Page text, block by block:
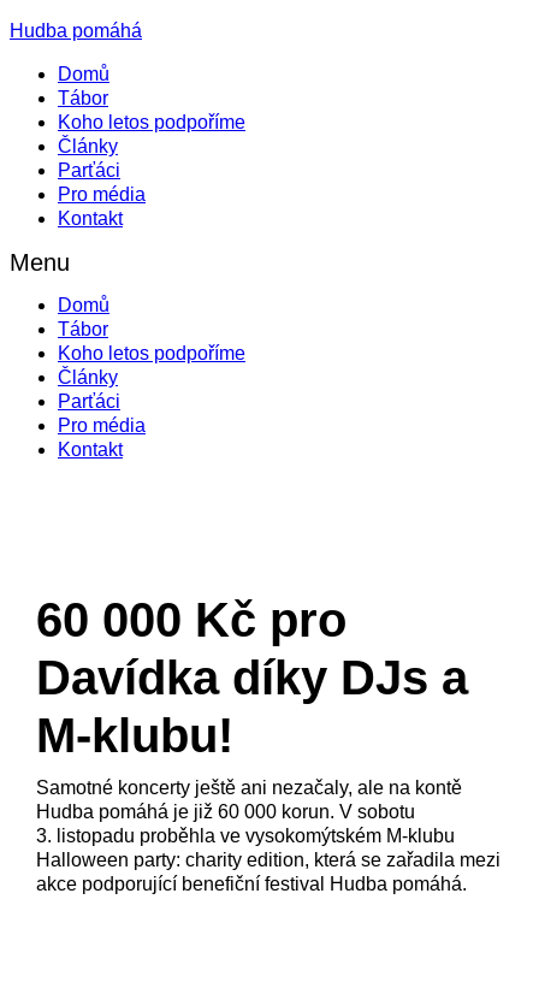
Hudba pomáhá
Domů
Tábor
Koho letos podpoříme
Články
Parťáci
Pro média
Kontakt
Menu
Domů
Tábor
Koho letos podpoříme
Články
Parťáci
Pro média
Kontakt
60 000 Kč pro
Davídka díky DJs a
M-klubu!
Samotné koncerty ještě ani nezačaly, ale na kontě
Hudba pomáhá je již 60 000 korun. V sobotu
3. listopadu proběhla ve vysokomýtském M-klubu
Halloween party: charity edition, která se zařadila mezi
akce podporující benefiční festival Hudba pomáhá.